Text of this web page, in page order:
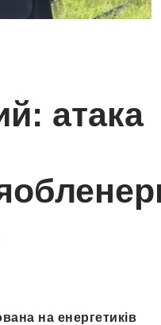
атака
на енергетиків